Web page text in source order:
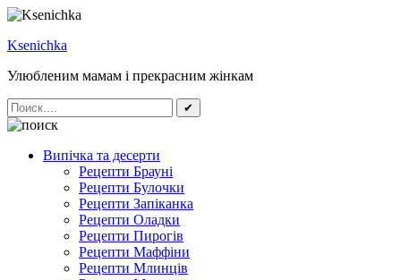
Ksenichka
Улюбленим мамам і прекрасним жінкам
✔
Випічка та десерти
Рецепти Брауні
Рецепти Булочки
Рецепти Запіканка
Рецепти Оладки
Рецепти Пирогів
Рецепти Маффіни
Рецепти Млинців